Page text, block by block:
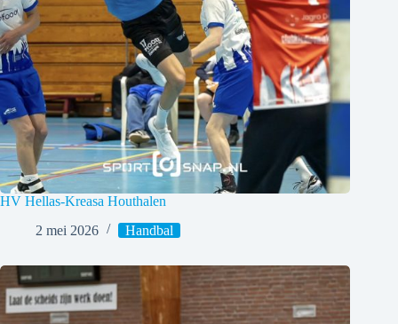
HV Hellas-Kreasa Houthalen
2 mei 2026
Handbal